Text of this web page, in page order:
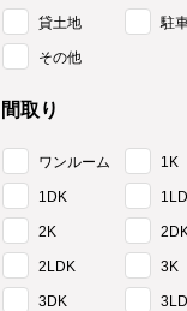
貸土地 駐
その他
間取り
ワンルーム 1K
1DK
2K
2LDK 3K
3DK